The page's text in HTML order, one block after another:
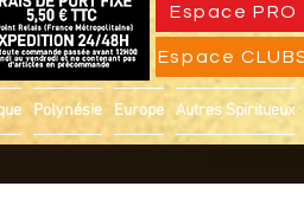
Espace PRO
Espace
Polynésie Europe Autres Spiritueux